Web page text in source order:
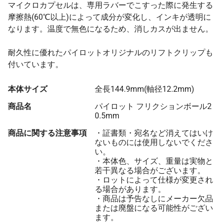
マイクロカプセルは、専用ラバーでこすった際に発生する
摩擦熱(60℃以上)によって成分が変化し、インキが透明に
なります。温度で無色になるため、消しカスが出ません。
耐久性に優れたパイロットオリジナルのリフトクリップも
付いています。
本体サイズ
全長144.9mm(軸径12.2mm)
商品名
パイロット フリクションボール2
0.5mm
商品に関する注意事項
・証書類・宛名など消えてはいけ
ないものには使用しないでくださ
い。
・本体色、サイズ、重量は実物と
若干異なる場合がございます。
・ロットによって仕様が変更され
る場合があります。
・商品は予告なしにメーカー欠品
または廃盤になる可能性がござい
ます。